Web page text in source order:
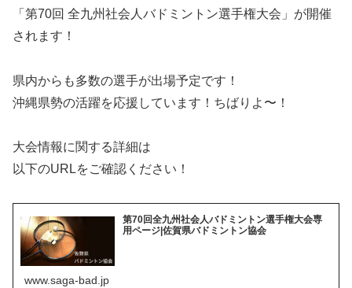
「第70回 全九州社会人バドミントン選手権大会」が開催
されます！
県内からも多数の選手が出場予定です！
沖縄県勢の活躍を応援しています！ちばりよ〜！
大会情報に関する詳細は
以下のURLをご確認ください！
第70回全九州社会人バドミントン選手権大会専
用ページ|佐賀県バドミントン協会
www.saga-bad.jp